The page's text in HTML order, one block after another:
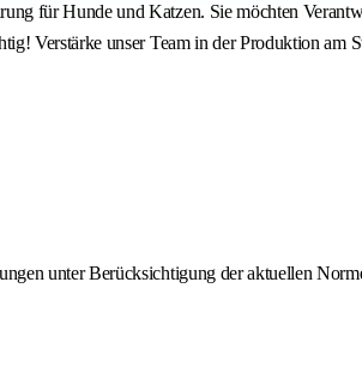
für Hunde und Katzen. Sie möchten
Verstärke unser Team in der Produktion
unter Berücksichtigung der aktuellen